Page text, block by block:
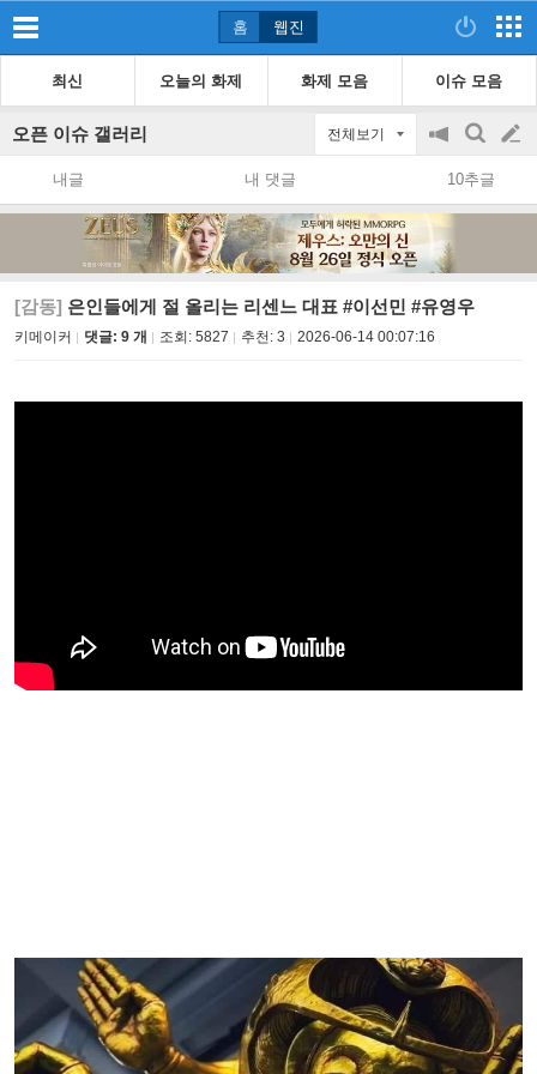
홈 웹진
최신 오늘의 화제 화제 모음 이슈 모음
오픈 이슈 갤러리 전체보기
공
지
on/off
검
색
글
쓰
내글 내 댓글 10추글
[감동] 은인들에게 절 올리는 리센느 대표 #이선민 #유영우
키메이커 댓글: 9 개 조회: 5827 추천: 3 2026-06-14 00:07:16